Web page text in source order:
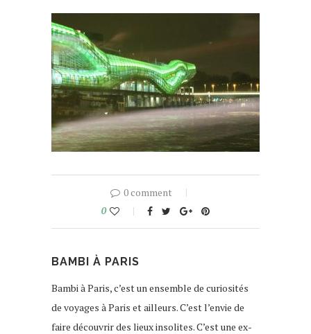
0 comment
0
BAMBI À PARIS
Bambi à Paris, c’est un ensemble de curiosités
de voyages à Paris et ailleurs. C’est l’envie de
faire découvrir des lieux insolites. C’est une ex-